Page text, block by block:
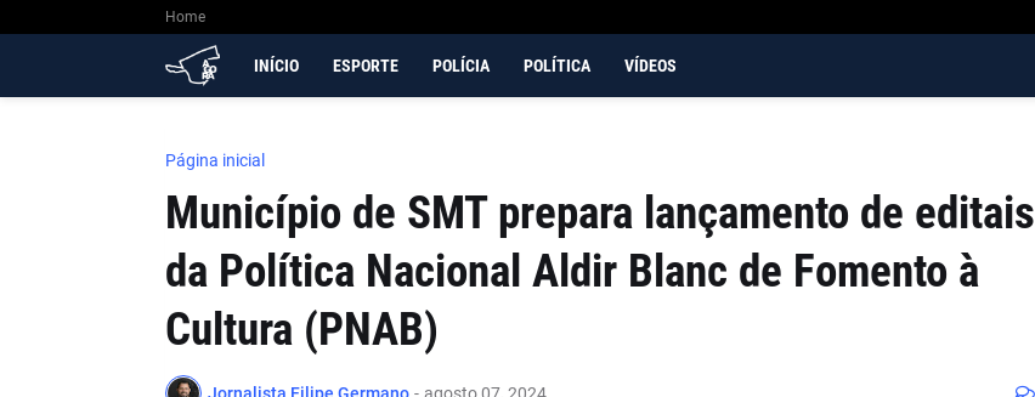
Home
INÍCIO ESPORTE POLÍCIA POLÍTICA VÍDEOS
Página inicial
Município de SMT prepara lançamento de editais
da Política Nacional Aldir Blanc de Fomento à
Cultura (PNAB)
Jornalista Filipe Germano - agosto 07, 2024